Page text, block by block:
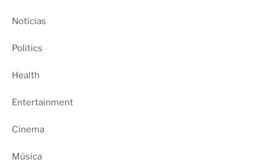
Notícias
Politics
Health
Entertainment
Cinema
Música